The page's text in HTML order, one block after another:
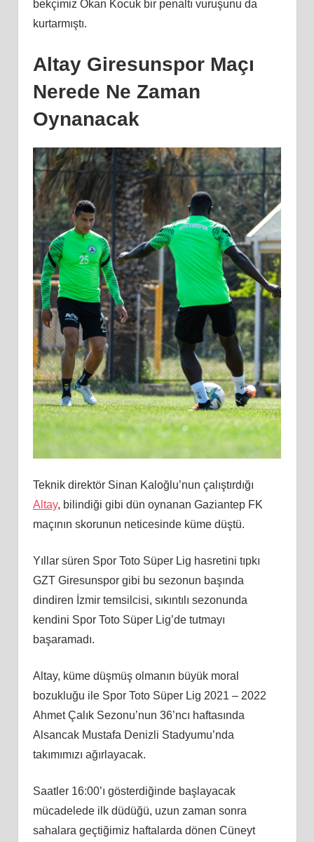
bekçimiz Okan Kocuk bir penaltı vuruşunu da
kurtarmıştı.
Altay Giresunspor Maçı
Nerede Ne Zaman
Oynanacak
Teknik direktör Sinan Kaloğlu’nun çalıştırdığı
Altay, bilindiği gibi dün oynanan Gaziantep FK
maçının skorunun neticesinde küme düştü.
Yıllar süren Spor Toto Süper Lig hasretini tıpkı
GZT Giresunspor gibi bu sezonun başında
dindiren İzmir temsilcisi, sıkıntılı sezonunda
kendini Spor Toto Süper Lig’de tutmayı
başaramadı.
Altay, küme düşmüş olmanın büyük moral
bozukluğu ile Spor Toto Süper Lig 2021 – 2022
Ahmet Çalık Sezonu’nun 36’ncı haftasında
Alsancak Mustafa Denizli Stadyumu’nda
takımımızı ağırlayacak.
Saatler 16:00’ı gösterdiğinde başlayacak
mücadelede ilk düdüğü, uzun zaman sonra
sahalara geçtiğimiz haftalarda dönen Cüneyt